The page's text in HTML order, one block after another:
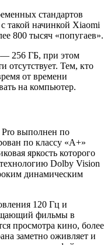
стандартов
такой начинкой Xiaomi
800 тысяч «попугаев».
256 ГБ, при этом
отсутствует. Тем, кто
от времени
на компьютер.
выполнен по
по классу «A+»
яркость которого
Dolby Vision
динамическим
120 Гц и
фильмы в
просмотра кино, более
заметно оживляет и